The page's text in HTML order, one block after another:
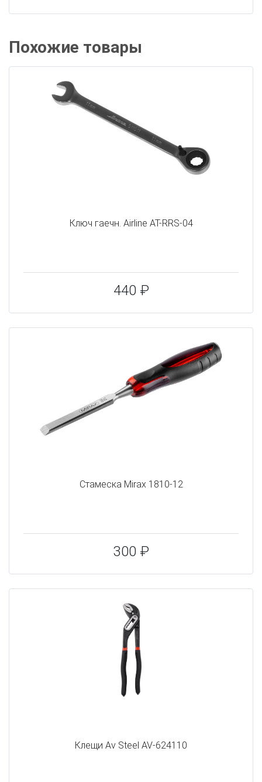
Похожие товары
Ключ гаечн. Airline AT-RRS-04
440 ₽
Стамеска Mirax 1810-12
300 ₽
Клещи Av Steel AV-624110